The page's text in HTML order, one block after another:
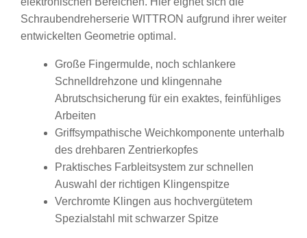
Schraubendreherserie WITTRON aufgrund ihrer weiter
entwickelten Geometrie optimal.
Große Fingermulde, noch schlankere
Schnelldrehzone und klingennahe
Abrutschsicherung für ein exaktes, feinfühliges
Arbeiten
Griffsympathische Weichkomponente unterhalb
des drehbaren Zentrierkopfes
Praktisches Farbleitsystem zur schnellen
Auswahl der richtigen Klingenspitze
Verchromte Klingen aus hochvergütetem
Spezialstahl mit schwarzer Spitze